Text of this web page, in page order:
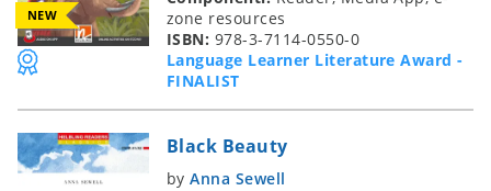
NEW
zone resources
ISBN: 978-3-7114-0550-0
Language Learner Literature Award -
FINALIST
Black Beauty
byAnna Sewell